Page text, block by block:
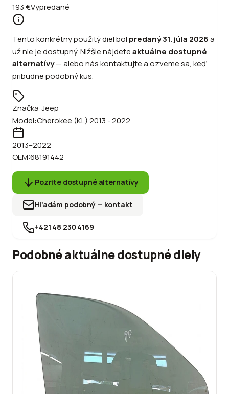
193€Vypredané
Tento konkrétny použitý diel bol predaný31. júla 2026a
už nie je dostupný. Nižšie nájdeteaktuálne dostupné
alternatívy—alebonás kontaktujte a ozveme sa, keď
pribudne podobný kus.
Značka:Jeep
Model:Cherokee (KL) 2013 - 2022
2013–2022
OEM:68191442
Pozrite dostupné alternatívy
Hľadám podobný — kontakt
+421 48 230 4169
Podobné aktuálne dostupné diely